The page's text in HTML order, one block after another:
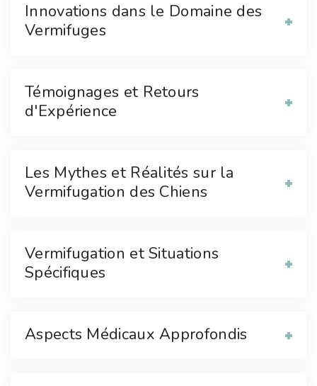
Innovations dans le Domaine des
Vermifuges
Témoignages et Retours
d'Expérience
Les Mythes et Réalités sur la
Vermifugation des Chiens
Vermifugation et Situations
Spécifiques
Aspects Médicaux Approfondis